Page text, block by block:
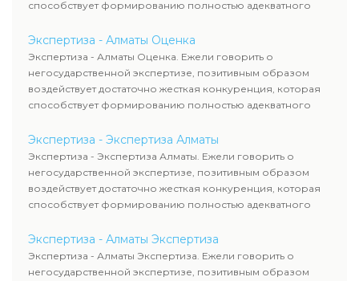
способствует формированию полностью адекватного
Экспертиза - Алматы Оценка
Экспертиза - Алматы Оценка. Ежели говорить о
негосударственной экспертизе, позитивным образом
воздействует достаточно жесткая конкуренция, которая
способствует формированию полностью адекватного
Экспертиза - Экспертиза Алматы
Экспертиза - Экспертиза Алматы. Ежели говорить о
негосударственной экспертизе, позитивным образом
воздействует достаточно жесткая конкуренция, которая
способствует формированию полностью адекватного
Экспертиза - Алматы Экспертиза
Экспертиза - Алматы Экспертиза. Ежели говорить о
негосударственной экспертизе, позитивным образом